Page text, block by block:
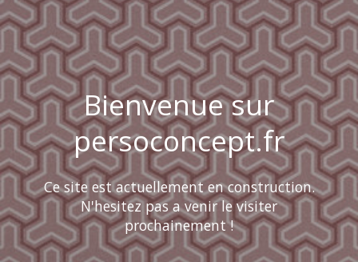
Bienvenue sur
persoconcept.fr
Ce site est actuellement en construction.
N'hesitez pas a venir le visiter
prochainement !